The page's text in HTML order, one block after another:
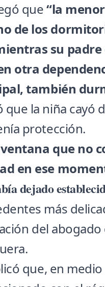
que“la
de los
su padre
otra
también
la niña cayó
protección.
que no
en ese
dejado
más
del
que, en